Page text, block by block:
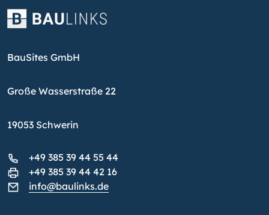
BauSites GmbH
Große Wasserstraße 22
19053 Schwerin
+49 385 39 44 55 44
+49 385 39 44 42 16
info@baulinks.de